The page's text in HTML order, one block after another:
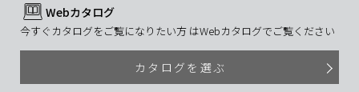
Webカタログ
今すぐカタログをご覧になりたい方 はWebカタログでご覧ください
カタログを選ぶ